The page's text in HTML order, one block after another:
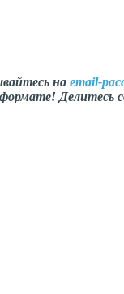
на email-
Делитесь